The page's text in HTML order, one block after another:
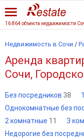
16 864 объекта недвижимости
Недвижимость в Сочи /
Аренда
Сочи,
Без посредников 38
Однокомнатные без
2 комнатные 11 3
Недорогие без